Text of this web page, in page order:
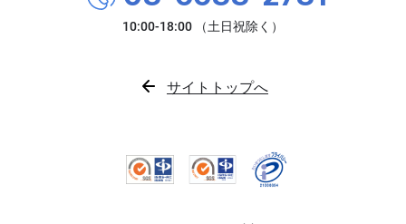
サイトトップへ